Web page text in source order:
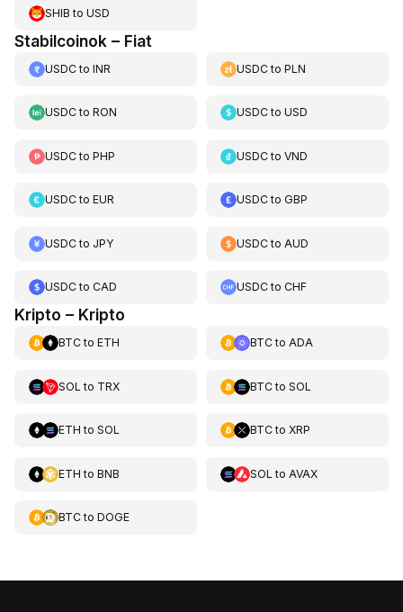
SHIB to USD
Stabilcoinok – Fiat
USDCto INR USDCtoPLN
USDCto RON USDCtoUSD
USDCto PHP USDCtoVND
USDCto EUR USDCtoGBP
USDCto JPY USDCto AUD
USDCto CAD USDCtoCHF
Kripto – Kripto
BTCto ETH BTCto ADA
SOL to TRX BTCto SOL
ETH to SOL BTCto XRP
ETH to BNB SOL to AVAX
BTCto DOGE